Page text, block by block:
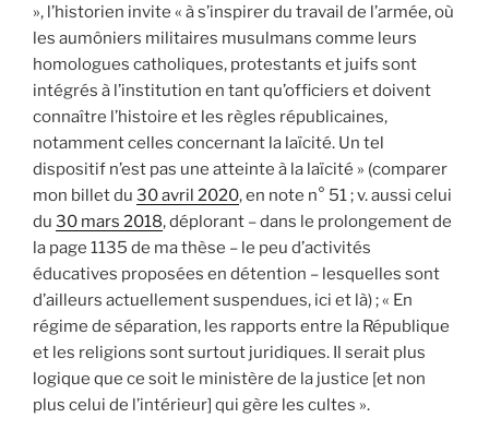
», l’historien invite « à s’inspirer du travail de l’armée, où
les aumôniers militaires musulmans comme leurs
homologues catholiques, protestants et juifs sont
intégrés à l’institution en tant qu’officiers et doivent
connaître l’histoire et les règles républicaines,
notamment celles concernant la laïcité. Un tel
dispositif n’est pas une atteinte à la laïcité » (comparer
mon billet du 30 avril 2020, en note n° 51 ; v. aussi celui
du 30 mars 2018, déplorant – dans le prolongement de
la page 1135 de ma thèse – le peu d’activités
éducatives proposées en détention – lesquelles sont
d’ailleurs actuellement suspendues, ici et là) ; « En
régime de séparation, les rapports entre la République
et les religions sont surtout juridiques. Il serait plus
logique que ce soit le ministère de la justice [et non
plus celui de l’intérieur] qui gère les cultes ».